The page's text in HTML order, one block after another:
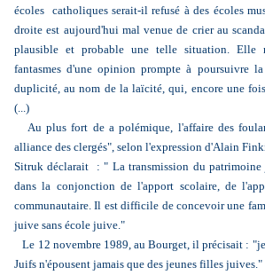
écoles catholiques serait-il refusé à des écoles
droite est aujourd'hui mal venue de crier au
plausible et probable une telle situation.
fantasmes d'une opinion prompte à poursuivre
duplicité, au nom de la laïcité, qui, encore une
(...)
Au plus fort de a polémique, l'affaire des
alliance des clergés", selon l'expression d'Alain
Sitruk déclarait : " La transmission du
dans la conjonction de l'apport scolaire, de
communautaire. Il est difficile de concevoir une
juive sans école juive."
Le 12 novembre 1989, au Bourget, il précisait :
Juifs n'épousent jamais que des jeunes filles juives."